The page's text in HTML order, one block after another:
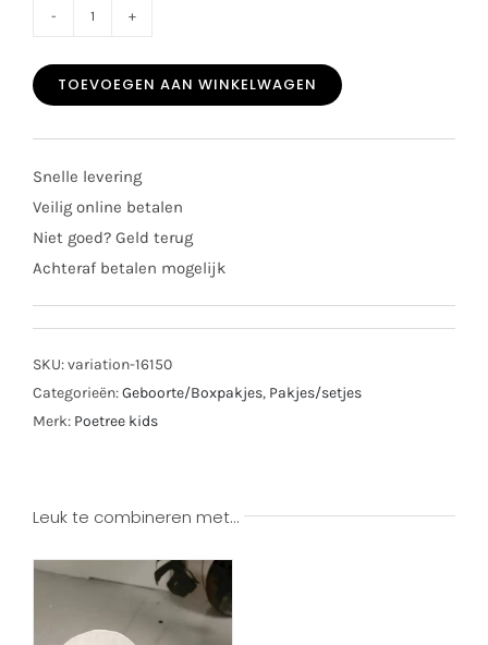
boxpak
rib
blue
aantal
TOEVOEGEN AAN WINKELWAGEN
Snelle levering
Veilig online betalen
Niet goed? Geld terug
Achteraf betalen mogelijk
SKU:variation-16150
Categorieën:Geboorte/Boxpakjes, Pakjes/setjes
Merk: Poetree kids
Leuk te combineren met…